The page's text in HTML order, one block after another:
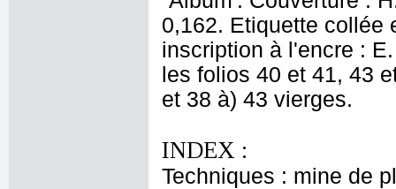
0,162. Etiquette collée
inscription à l'encre :
les folios 40 et 41, 43
et 38 à) 43 vierges.
INDEX :
Techniques : mine de